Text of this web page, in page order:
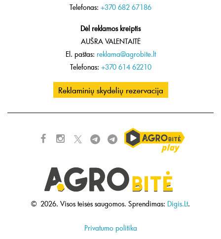
Telefonas: +370 682 67186
Dėl reklamos kreiptis
AUŠRA VALENTAITĖ
El. paštas: reklama@agrobite.lt
Telefonas: +370 614 62210
Reklaminių skydelių rezervacija
© 2026. Visos teisės saugomos. Sprendimas: Digis.Lt.
Privatumo politika